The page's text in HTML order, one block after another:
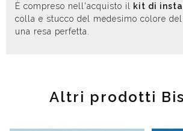
È compreso nell'acquisto il kit di
colla e stucco del medesimo colore
una resa perfetta.
Altri prodotti